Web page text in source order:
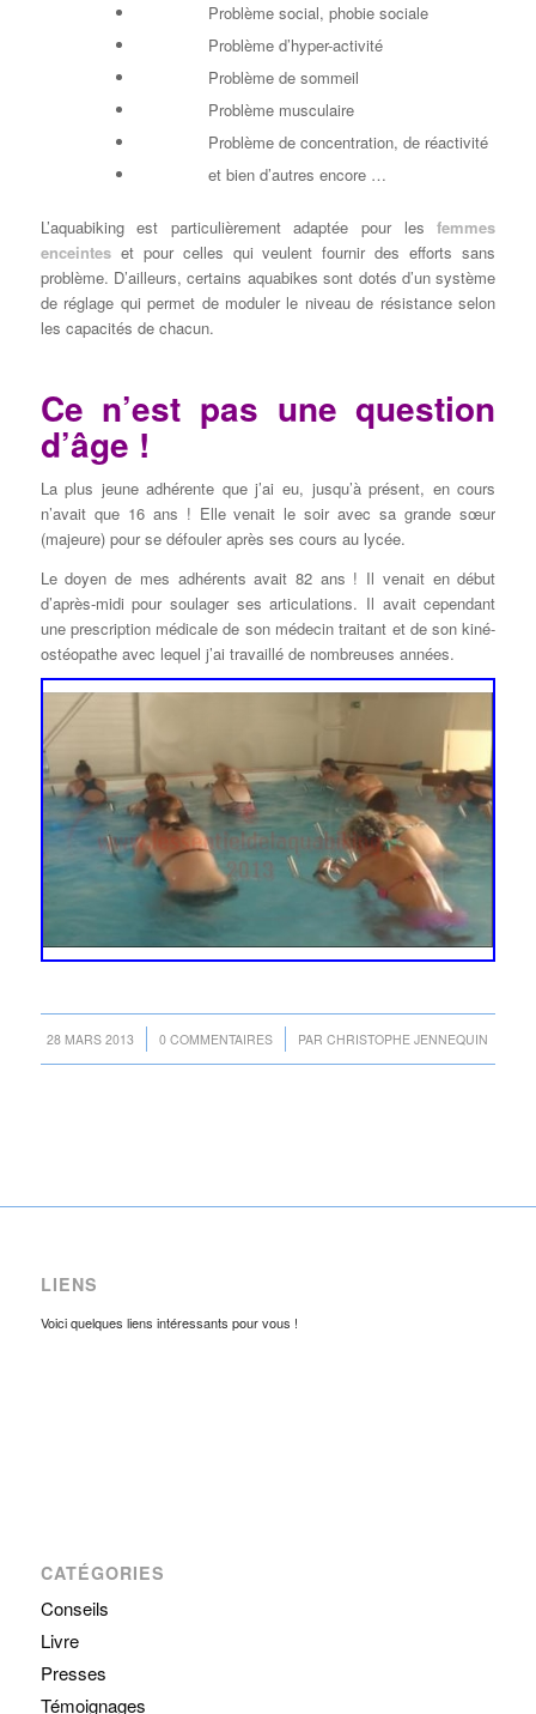
Problème social, phobie sociale
Problème d’hyper-activité
Problème de sommeil
Problème musculaire
Problème de concentration, de réactivité
et bien d’autres encore …
L’aquabiking est particulièrement adaptée pour lesfemmes
enceinteset pour celles qui veulent fournir des efforts sans
problème. D’ailleurs, certains aquabikes sont dotés d’un système
de réglage qui permet de moduler le niveau de résistance selon
les capacités de chacun.
Ce n’est pas une question
d’âge !
La plus jeune adhérente que j’ai eu, jusqu’à présent, en cours
n’avait que 16 ans ! Elle venait le soir avec sa grande sœur
(majeure) pour se défouler après ses cours au lycée.
Le doyen de mes adhérents avait 82 ans ! Il venait en début
d’après-midi pour soulager ses articulations. Il avait cependant
une prescription médicale de son médecin traitant et de son kiné-
ostéopathe avec lequel j’ai travaillé de nombreuses années.
28 MARS 2013
/ 0 COMMENTAIRES
/ PARCHRISTOPHE JENNEQUIN
LIENS
Voici quelques liens intéressants pour vous !
CATÉGORIES
Conseils
Livre
Presses
Témoignages